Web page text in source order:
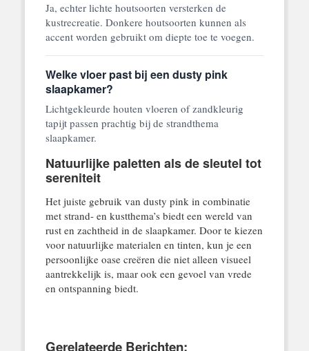
Ja, echter lichte houtsoorten versterken de
kustrecreatie. Donkere houtsoorten kunnen als
accent worden gebruikt om diepte toe te voegen.
Welke vloer past bij een dusty pink
slaapkamer?
Lichtgekleurde houten vloeren of zandkleurig
tapijt passen prachtig bij de strandthema
slaapkamer.
Natuurlijke paletten als de sleutel tot
sereniteit
Het juiste gebruik van dusty pink in combinatie
met strand- en kustthema’s biedt een wereld van
rust en zachtheid in de slaapkamer. Door te kiezen
voor natuurlijke materialen en tinten, kun je een
persoonlijke oase creëren die niet alleen visueel
aantrekkelijk is, maar ook een gevoel van vrede
en ontspanning biedt.
Gerelateerde Berichten: